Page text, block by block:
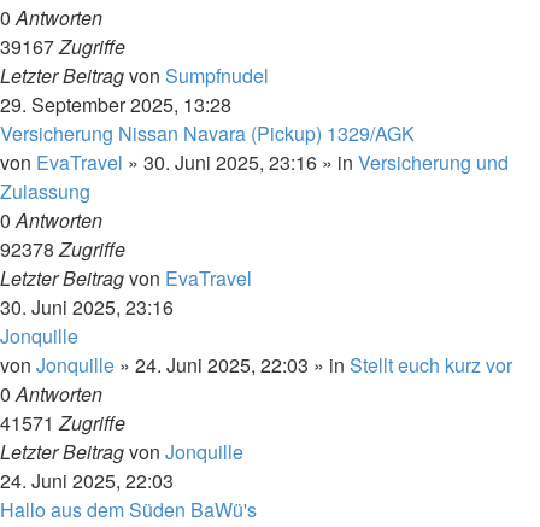
0Antworten
39167Zugriffe
Letzter Beitragvon Sumpfnudel
29. September 2025, 13:28
Versicherung Nissan Navara (Pickup) 1329/AGK
von EvaTravel » 30. Juni 2025, 23:16 » in Versicherung und
Zulassung
0Antworten
92378Zugriffe
Letzter Beitragvon EvaTravel
30. Juni 2025, 23:16
Jonquille
von Jonquille » 24. Juni 2025, 22:03 » in Stellt euch kurz vor
0Antworten
41571Zugriffe
Letzter Beitragvon Jonquille
24. Juni 2025, 22:03
Hallo aus dem Süden BaWü's